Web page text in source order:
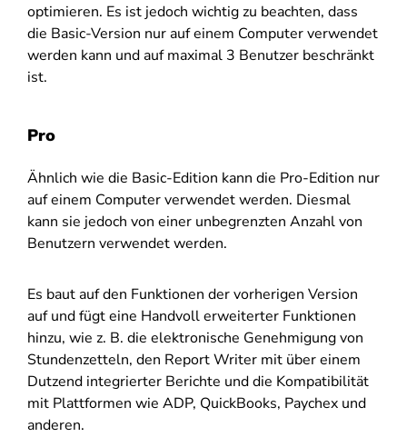
optimieren. Es ist jedoch wichtig zu beachten, dass
die Basic-Version nur auf einem Computer verwendet
werden kann und auf maximal 3 Benutzer beschränkt
ist.
Pro
Ähnlich wie die Basic-Edition kann die Pro-Edition nur
auf einem Computer verwendet werden. Diesmal
kann sie jedoch von einer unbegrenzten Anzahl von
Benutzern verwendet werden.
Es baut auf den Funktionen der vorherigen Version
auf und fügt eine Handvoll erweiterter Funktionen
hinzu, wie z. B. die elektronische Genehmigung von
Stundenzetteln, den Report Writer mit über einem
Dutzend integrierter Berichte und die Kompatibilität
mit Plattformen wie ADP, QuickBooks, Paychex und
anderen.